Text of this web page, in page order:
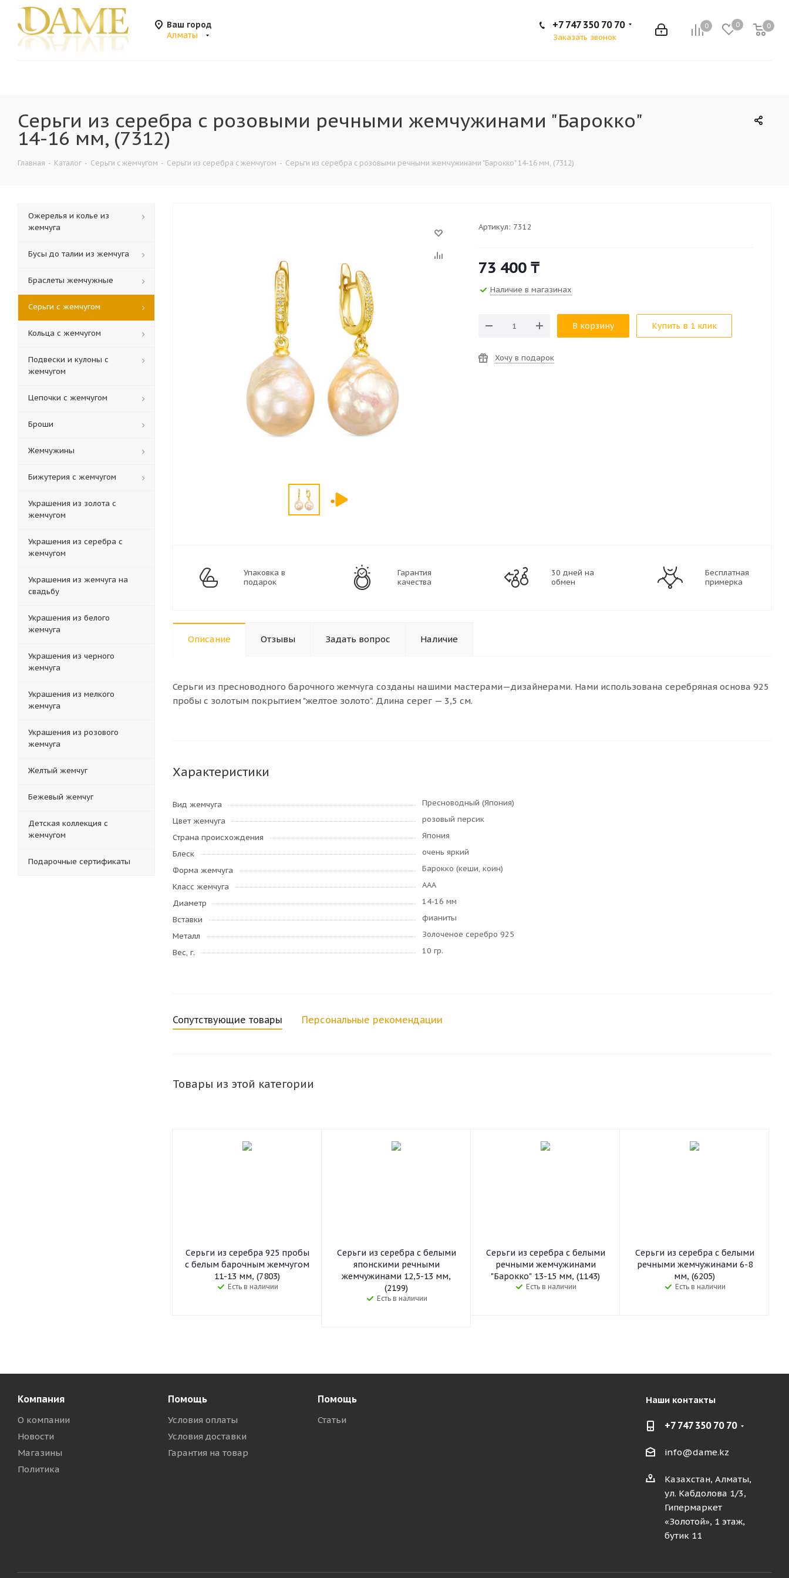
Ваш город
Алматы
0 0 0
+7 747 350 70 70
Заказать звонок
Серьги из серебра c розовыми речными жемчужинами "Барокко"
14-16 мм, (7312)
Главная - Каталог - Серьги с жемчугом - Серьги из серебра с жемчугом - Серьги из серебра c розовыми речными жемчужинами "Барокко" 14-16 мм, (7312)
Артикул: 7312
73 400 ₸
Наличие в магазинах
В корзину Купить в 1 клик
Хочу в подарок
Упаковка в
подарок
Гарантия
качества
30 дней на
обмен
Бесплатная
примерка
Описание Отзывы Задать вопрос Наличие
Серьги из пресноводного барочного жемчуга созданы нашими мастерами—дизайнерами. Нами использована серебряная основа 925
пробы с золотым покрытием "желтое золото". Длина серег — 3,5 см.
Характеристики
Вид жемчуга
Пресноводный (Япония)
Цвет жемчуга
розовый персик
Страна происхождения
Япония
Блеск
очень яркий
Форма жемчуга
Барокко (кеши, коин)
Класс жемчуга
AAA
Диаметр
14-16 мм
Вставки
фианиты
Металл
Золоченое серебро 925
Вес, г.
10 гр.
Сопутствующие товары Персональные рекомендации
Товары из этой категории
Серьги из серебра 925 пробы
с белым барочным жемчугом
11-13 мм, (7803)
Есть в наличии
Серьги из серебра c белыми
японскими речными
жемчужинами 12,5-13 мм,
(2199)
Есть в наличии
Серьги из серебра с белыми
речными жемчужинами
"Барокко" 13-15 мм, (1143)
Есть в наличии
Серьги из серебра c белыми
речными жемчужинами 6-8
мм, (6205)
Есть в наличии
Ожерелья и колье из
жемчуга
Бусы до талии из жемчуга
Браслеты жемчужные
Серьги с жемчугом
Кольца c жемчугом
Подвески и кулоны с
жемчугом
Цепочки с жемчугом
Броши
Жемчужины
Бижутерия с жемчугом
Украшения из золота с
жемчугом
Украшения из серебра с
жемчугом
Украшения из жемчуга на
свадьбу
Украшения из белого
жемчуга
Украшения из черного
жемчуга
Украшения из мелкого
жемчуга
Украшения из розового
жемчуга
Желтый жемчуг
Бежевый жемчуг
Детская коллекция с
жемчугом
Подарочные сертификаты
Компания
О компании
Новости
Магазины
Политика
Помощь
Условия оплаты
Условия доставки
Гарантия на товар
Помощь
Статьи
Наши контакты
+7 747 350 70 70
info@dame.kz
Казахстан, Алматы,
ул. Кабдолова 1/3,
Гипермаркет
«Золотой», 1 этаж,
бутик 11